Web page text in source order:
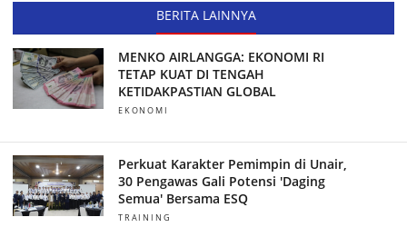
BERITA LAINNYA
MENKO AIRLANGGA: EKONOMI RI
TETAP KUAT DI TENGAH
KETIDAKPASTIAN GLOBAL
EKONOMI
Perkuat Karakter Pemimpin di Unair,
30 Pengawas Gali Potensi 'Daging
Semua' Bersama ESQ
TRAINING